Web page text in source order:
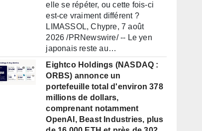
elle se répéter, ou cette fois-ci
est-ce vraiment différent ?
LIMASSOL, Chypre, 7 août
2026 /PRNewswire/ -- Le yen
japonais reste au…
Eightco Holdings (NASDAQ :
ORBS) annonce un
portefeuille total d'environ 378
millions de dollars,
comprenant notamment
OpenAI, Beast Industries, plus